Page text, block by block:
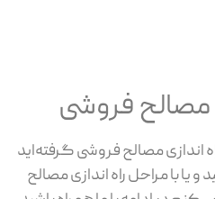
مصالح فروشی
اندازی مصالح فروشی گرفته‌اید
یا با مراحل راه اندازی مصالح